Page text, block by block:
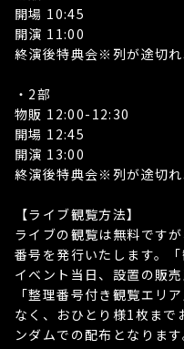
開場 10:45
開演 11:00
終演後特典会※列が途切れ
・2部
物販 12:00-12:30
開場 12:45
開演 13:00
終演後特典会※列が途切れ
【ライブ観覧方法】
ライブの観覧は無料です
番号を発行いたします。
イベント当日、設置の販売
「整理番号付き観覧エリ
なく、おひとり様1枚まで
ンダムでの配布となります